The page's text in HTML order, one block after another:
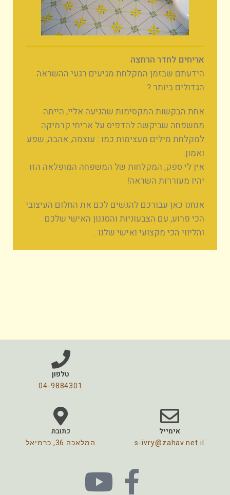
אריחים לחדר הרחצה
הידעתם שבזמן המקלחת מגיעים רגעי ההשראה
הגדולים ביותר ?
אחת הבקשות המקסימות שהגיעה אליי, הייתה
ממשפחה שביקשה להדפיס על אריחי קרמיקה
למקלחת מילים מעצימות כמו : עוצמה, אהבה, שפע
ואמון.
אין לי ספק, המקלחות של המשפחה המופלאה הזו
יהיו מעוררות השראה!
אנחנו כאן עבורכם להגשים לכם את החלום העיצובי
הכי פרוע, עם הצבעוניות והסגנון האישי שלכם
והליווי הכי מקצועי ואישי שלנו .
טלפון
04-9884301
אימייל
s-ivry@zahav.net.il
כתובת
המלאכה 36, כרמיאל